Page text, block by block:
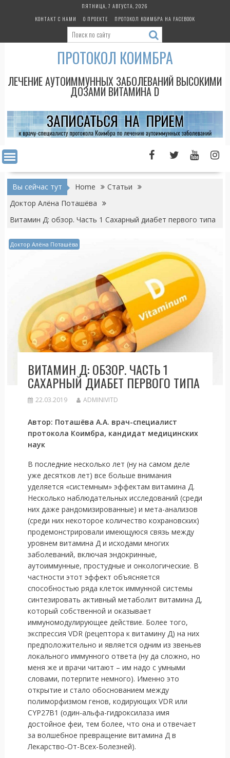
ПЯТНИЦА, 7 АВГУСТА, 2026
КОНТАКТ С НАМИ
О ПРОЕКТЕ ПРОТОКОЛ КОИМБРА НА FACEBOOK
ПРОТОКОЛ КОИМБРА
ЛЕЧЕНИЕ АУТОИММУННЫХ ЗАБОЛЕВАНИЙ ВЫСОКИМИ
ДОЗАМИ ВИТАМИНА D
Вы сейчас тут Home
Статьи
Доктор Алёна Поташёва
Витамин Д: обзор. Часть 1 Сахарный диабет первого типа
Доктор Алёна Поташёва
ВИТАМИН Д: ОБЗОР. ЧАСТЬ 1
САХАРНЫЙ ДИАБЕТ ПЕРВОГО ТИПА
22.03.2019 ADMINIVITD
Автор: Поташёва А.А. врач-специалист
протокола Коимбра, кандидат медицинских
наук
В последние несколько лет (ну на самом деле
уже десятков лет) все больше внимания
уделяется «системным» эффектам витамина Д.
Несколько наблюдательных исследований (среди
них даже рандомизированные) и мета-анализов
(среди них некоторое количество кохрановских)
продемонстрировали имеющуюся связь между
уровнем витамина Д и исходами многих
заболеваний, включая эндокринные,
аутоиммунные, простудные и онкологические. В
частности этот эффект объясняется
способностью ряда клеток иммунной системы
синтезировать активный метаболит витамина Д,
который собственной и оказывает
иммуномодулирующее действие. Более того,
экспрессия VDR (рецептора к витамину Д) на них
предположительно и является одним из звеньев
локального иммунного ответа (ну да сложно, но
меня же и врачи читают – им надо с умными
словами, потерпите немного). Именно это
открытие и стало обоснованием между
полиморфизмом генов, кодирующих VDR или
CYP27B1 (один-альфа-гидроксилаза имя
достойное феи, тем более, что она и отвечает
за волшебное превращение витамина Д в
Лекарство-От-Всех-Болезней).